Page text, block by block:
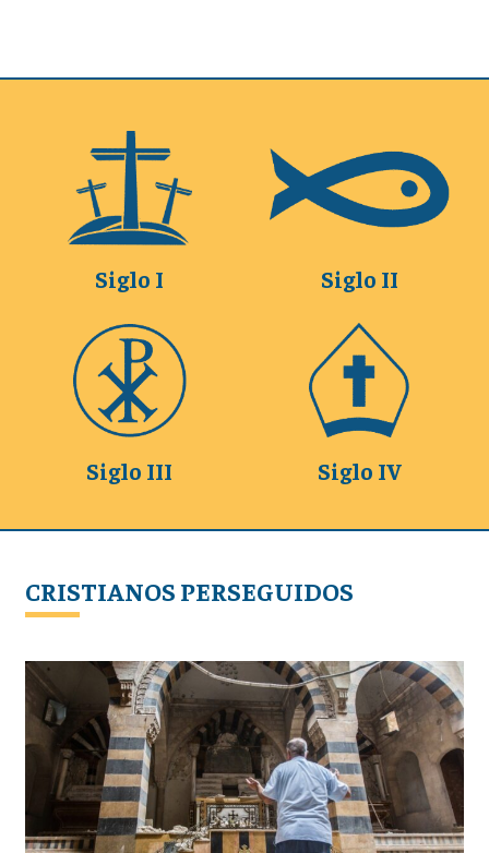
Siglo I Siglo II
Siglo III Siglo IV
CRISTIANOS PERSEGUIDOS